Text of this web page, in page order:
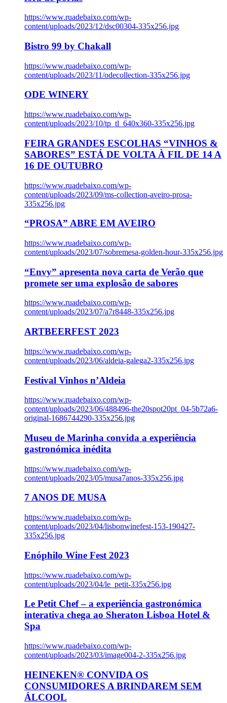
https://www.ruadebaixo.com/wp-
content/uploads/2023/12/dsc00304-335x256.jpg
Bistro 99 by Chakall
https://www.ruadebaixo.com/wp-
content/uploads/2023/11/odecollection-335x256.jpg
ODE WINERY
https://www.ruadebaixo.com/wp-
content/uploads/2023/10/tp_tl_640x360-335x256.jpg
FEIRA GRANDES ESCOLHAS “VINHOS &
SABORES” ESTÁ DE VOLTA À FIL DE 14 A
16 DE OUTUBRO
https://www.ruadebaixo.com/wp-
content/uploads/2023/09/ms-collection-aveiro-prosa-
335x256.jpg
“PROSA” ABRE EM AVEIRO
https://www.ruadebaixo.com/wp-
content/uploads/2023/07/sobremesa-golden-hour-335x256.jpg
“Envy” apresenta nova carta de Verão que
promete ser uma explosão de sabores
https://www.ruadebaixo.com/wp-
content/uploads/2023/07/a7r8448-335x256.jpg
ARTBEERFEST 2023
https://www.ruadebaixo.com/wp-
content/uploads/2023/06/aldeia-galega2-335x256.jpg
Festival Vinhos n’Aldeia
https://www.ruadebaixo.com/wp-
content/uploads/2023/06/488496-the20spot20pt_04-5b72a6-
original-1686744290-335x256.jpg
Museu de Marinha convida a experiência
gastronómica inédita
https://www.ruadebaixo.com/wp-
content/uploads/2023/05/musa7anos-335x256.jpg
7 ANOS DE MUSA
https://www.ruadebaixo.com/wp-
content/uploads/2023/04/lisbonwinefest-153-190427-
335x256.jpg
Enóphilo Wine Fest 2023
https://www.ruadebaixo.com/wp-
content/uploads/2023/04/le_petit-335x256.jpg
Le Petit Chef – a experiência gastronómica
interativa chega ao Sheraton Lisboa Hotel &
Spa
https://www.ruadebaixo.com/wp-
content/uploads/2023/03/image004-2-335x256.jpg
HEINEKEN® CONVIDA OS
CONSUMIDORES A BRINDAREM SEM
ÁLCOOL